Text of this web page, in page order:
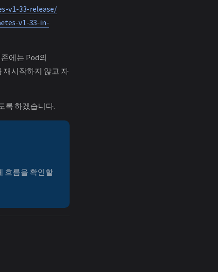
v1-33-release/
v1-33-in-
에는 Pod의
재시작하지 않고 자
록 하겠습니다.
흐름을 확인할